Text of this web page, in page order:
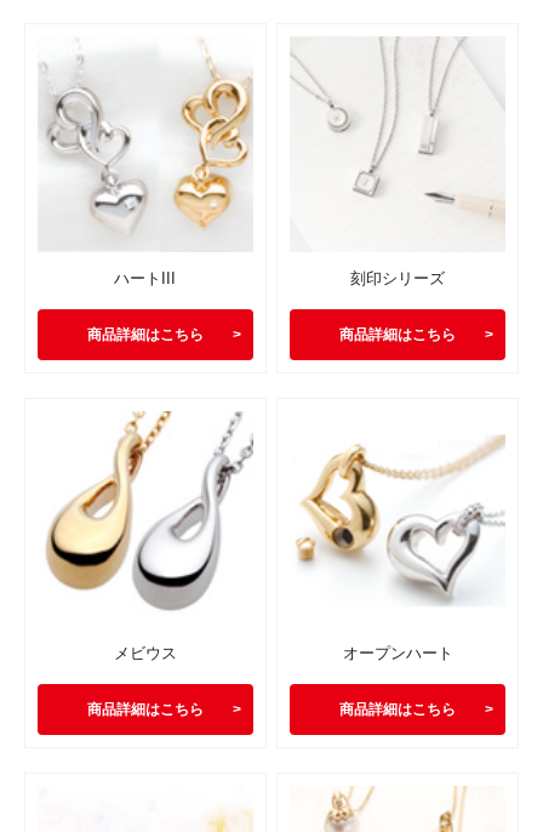
ハートIII
商品詳細はこちら
刻印シリーズ
商品詳細はこちら
メビウス
商品詳細はこちら
オープンハート
商品詳細はこちら